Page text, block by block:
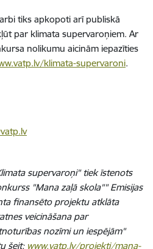
tiks apkopoti arī publiskā
par klimata supervaroņiem. Ar
nolikumu aicinām iepazīties
klimata-supervaroni.
supervaroņi" tiek īstenots
"Mana zaļā skola"" Emisijas
finansēto projektu atklāta
veicināšana par
nozīmi un iespējām"
šeit: www.vatp.lv/projekti/mana-